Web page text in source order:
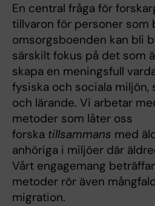
En central fråga för
tillvaron för personer som
omsorgsboenden kan bli
särskilt fokus på det som
skapa en meningsfull
fysiska och sociala
och lärande. Vi arbetar
metoder som låter oss
forska tillsammans med
anhöriga i miljöer där
Vårt engagemang
metoder rör även
migration.